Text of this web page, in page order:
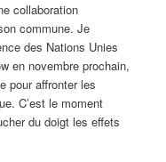
collaboration
commune. Je
des Nations Unies
en novembre prochain,
pour affronter les
C’est le moment
du doigt les effets